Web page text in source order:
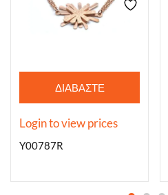
ΔΙΑΒΆΣΤΕ
ΠΕΡΙΣΣΌΤΕΡΑ
Login to view prices
Y00787R